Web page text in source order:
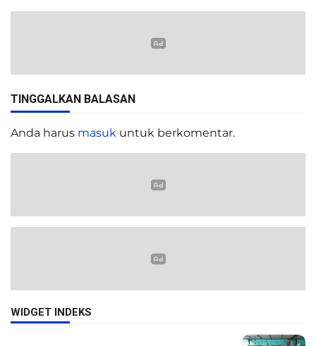
TINGGALKAN BALASAN
Anda harus masuk untuk berkomentar.
WIDGET INDEKS